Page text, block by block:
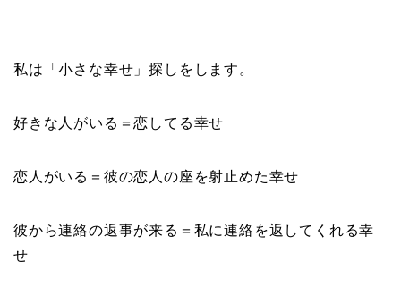
私は「小さな幸せ」探しをします。
好きな人がいる＝恋してる幸せ
恋人がいる＝彼の恋人の座を射止めた幸せ
彼から連絡の返事が来る＝私に連絡を返してくれる幸
せ